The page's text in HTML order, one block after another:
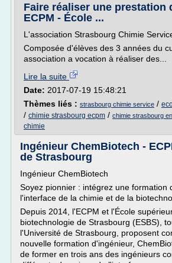
Faire réaliser une prestation
ECPM - École ...
L'association Strasbourg Chimie
Composée d'élèves des 3 années du
association a vocation à réaliser des...
Lire la suite
Date: 2017-07-19 15:48:21
Thèmes liés : strasbourg chimie service /
/ chimie strasbourg ecpm / chimie strasbourg
chimie
Ingénieur ChemBiotech -
de Strasbourg
Ingénieur ChemBiotech
Soyez pionnier : intégrez une formation
l'interface de la chimie et de la
Depuis 2014, l'ECPM et l'École
biotechnologie de Strasbourg (ESBS),
l'Université de Strasbourg, proposent
nouvelle formation d'ingénieur,
de former en trois ans des ingénieurs